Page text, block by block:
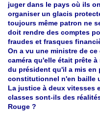
juger dans le pays où ils
organiser un glacis
toujours même patron ne
doit rendre des comptes
fraudes et frasques
On a vu une ministre de
caméra qu'elle était prête
du président qu'il a mis en
constitutionnel n'en baille
La justice à deux vitesses
classes sont-ils des
Rouge ?